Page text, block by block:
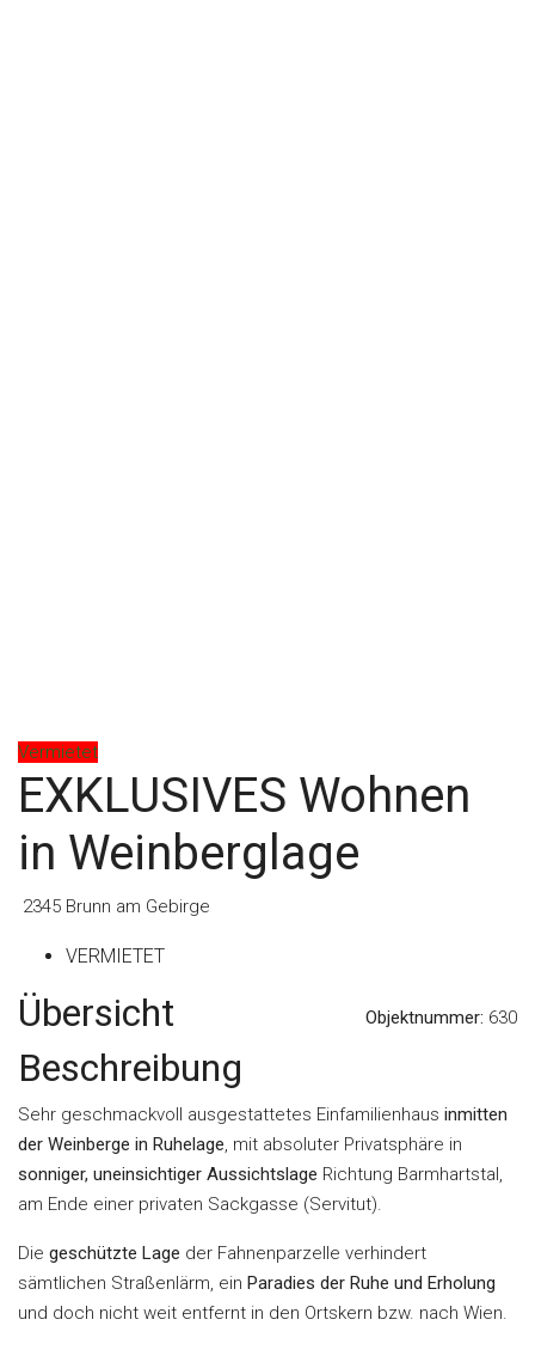
Vermietet
EXKLUSIVES Wohnen
in Weinberglage
2345 Brunn am Gebirge
VERMIETET
Übersicht Objektnummer: 630
Beschreibung
Sehr geschmackvoll ausgestattetes Einfamilienhaus inmitten
der Weinberge in Ruhelage, mit absoluter Privatsphäre in
sonniger, uneinsichtiger Aussichtslage Richtung Barmhartstal,
am Ende einer privaten Sackgasse (Servitut).
Die geschützte Lage der Fahnenparzelle verhindert
sämtlichen Straßenlärm, ein Paradies der Ruhe und Erholung
und doch nicht weit entfernt in den Ortskern bzw. nach Wien.